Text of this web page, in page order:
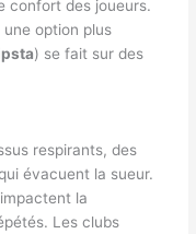
confort des joueurs.
une option plus
) se fait sur des
respirants, des
évacuent la sueur.
la
Les clubs